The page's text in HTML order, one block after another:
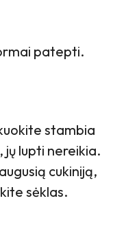
patepti.
stambia
jų lupti nereikia.
cukiniją,
sėklas.